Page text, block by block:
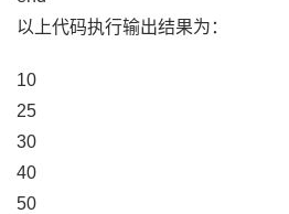
以上代码执行输出结果为：
10
25
30
40
50